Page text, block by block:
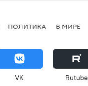
ПОЛИТИКА В МИРЕ
VK Rutube